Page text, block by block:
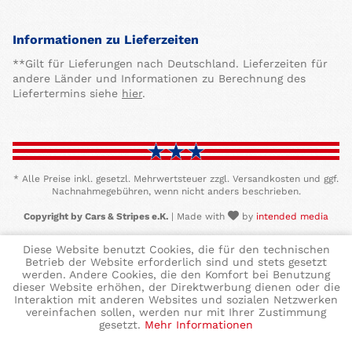
Informationen zu Lieferzeiten
**Gilt für Lieferungen nach Deutschland. Lieferzeiten für
andere Länder und Informationen zu Berechnung des
Liefertermins siehe hier.
* Alle Preise inkl. gesetzl. Mehrwertsteuer zzgl. Versandkosten und ggf.
Nachnahmegebühren, wenn nicht anders beschrieben.
Copyright by Cars & Stripes e.K. | Made with by intended media
Diese Website benutzt Cookies, die für den technischen
Betrieb der Website erforderlich sind und stets gesetzt
werden. Andere Cookies, die den Komfort bei Benutzung
dieser Website erhöhen, der Direktwerbung dienen oder die
Interaktion mit anderen Websites und sozialen Netzwerken
vereinfachen sollen, werden nur mit Ihrer Zustimmung
gesetzt. Mehr Informationen